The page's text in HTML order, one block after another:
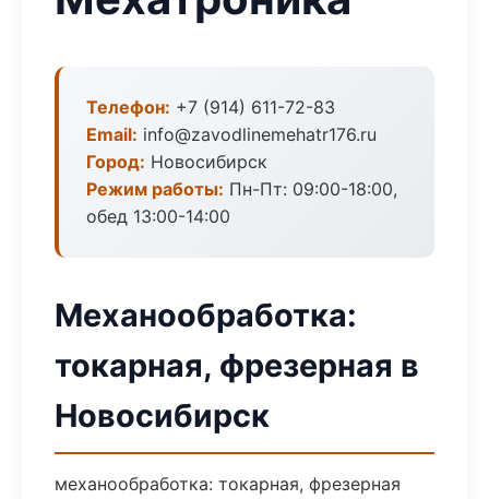
Телефон: +7 (914) 611-72-83
Email: info@zavodlinemehatr176.ru
Город: Новосибирск
Режим работы: Пн-Пт: 09:00-18:00,
обед 13:00-14:00
Механообработка:
токарная, фрезерная в
Новосибирск
механообработка: токарная, фрезерная